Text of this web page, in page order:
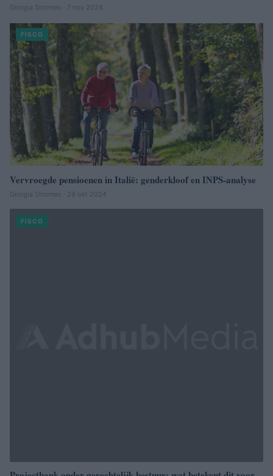
Giorgia Stromeo · 7 nov 2024
FISCO
Vervroegde pensioenen in Italië: genderkloof en INPS-analyse
Giorgia Stromeo · 29 okt 2024
FISCO